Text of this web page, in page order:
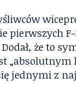
pierwszych
że to
„absolutnym
jednymi z